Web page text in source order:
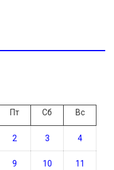
Пт Сб Вс
2 3 4
9 10 11